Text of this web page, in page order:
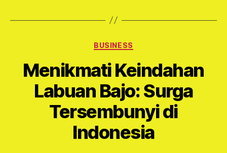
Categories
BUSINESS
Menikmati Keindahan
Labuan Bajo: Surga
Tersembunyi di
Indonesia